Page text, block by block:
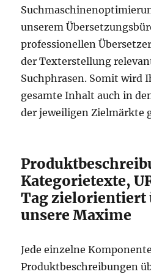
unserem
professionellen
der Texterstellung
Suchphrasen. Somit wird
gesamte Inhalt auch in
der jeweiligen Zielmärkte
Kategorietexte,
Tag zielorientiert
unsere Maxime
Jede einzelne
Produktbeschreibungen